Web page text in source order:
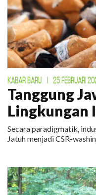
KABAR BARU 25 FEBRUARI
Tanggung
Lingkungan
Secara paradigmatik,
Jatuh menjadi CSR-